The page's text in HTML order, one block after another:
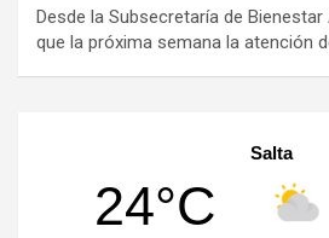
Desde la Subsecretaría de
que la próxima semana la atención
Salta
24°C